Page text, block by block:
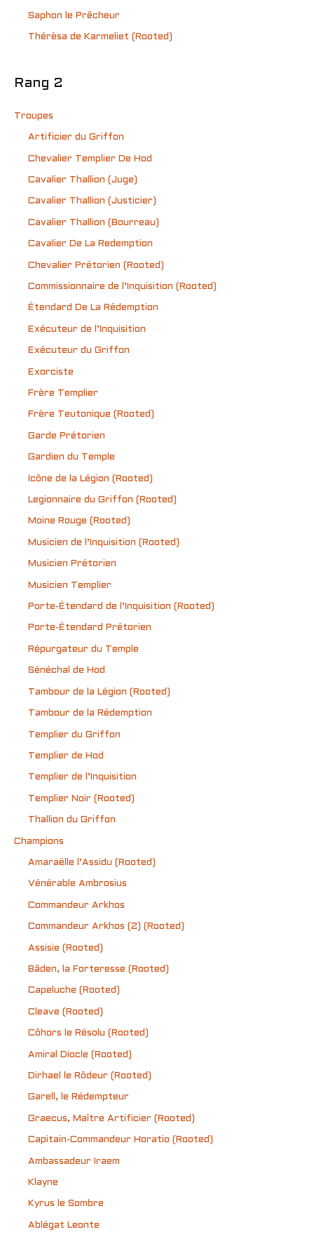
Saphon le Prêcheur
Thérèsa de Karmeliet (Rooted)
Rang 2
Troupes
Artificier du Griffon
Chevalier Templier De Hod
Cavalier Thallion (Juge)
Cavalier Thallion (Justicier)
Cavalier Thallion (Bourreau)
Cavalier De La Redemption
Chevalier Prétorien (Rooted)
Commissionnaire de l’Inquisition (Rooted)
Étendard De La Rédemption
Exécuteur de l’Inquisition
Exécuteur du Griffon
Exorciste
Frère Templier
Frère Teutonique (Rooted)
Garde Prétorien
Gardien du Temple
Icône de la Légion (Rooted)
Legionnaire du Griffon (Rooted)
Moine Rouge (Rooted)
Musicien de l’Inquisition (Rooted)
Musicien Prétorien
Musicien Templier
Porte-Étendard de l’Inquisition (Rooted)
Porte-Étendard Prétorien
Répurgateur du Temple
Sénéchal de Hod
Tambour de la Légion (Rooted)
Tambour de la Rédemption
Templier du Griffon
Templier de Hod
Templier de l’Inquisition
Templier Noir (Rooted)
Thallion du Griffon
Champions
Amaraëlle l’Assidu (Rooted)
Vénérable Ambrosius
Commandeur Arkhos
Commandeur Arkhos (2) (Rooted)
Assisie (Rooted)
Bâden, la Forteresse (Rooted)
Capeluche (Rooted)
Cleave (Rooted)
Côhors le Résolu (Rooted)
Amiral Diocle (Rooted)
Dirhael le Rôdeur (Rooted)
Garell, le Rédempteur
Graecus, Maître Artificier (Rooted)
Capitain-Commandeur Horatio (Rooted)
Ambassadeur Iraem
Klayne
Kyrus le Sombre
Ablégat Leonte